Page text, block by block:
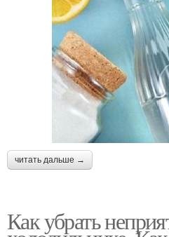
читать дальше →
Как убрать